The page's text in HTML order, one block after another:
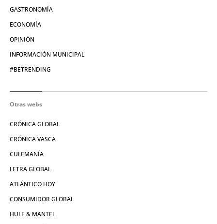
GASTRONOMÍA
ECONOMÍA
OPINIÓN
INFORMACIÓN MUNICIPAL
#BETRENDING
Otras webs
CRÓNICA GLOBAL
CRÓNICA VASCA
CULEMANÍA
LETRA GLOBAL
ATLÁNTICO HOY
CONSUMIDOR GLOBAL
HULE & MANTEL